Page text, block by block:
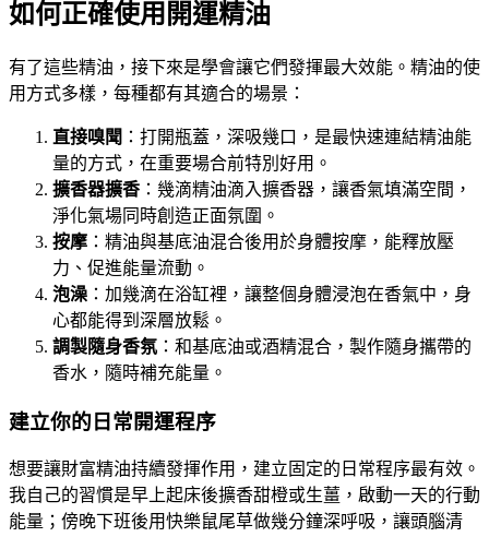
如何正確使用開運精油
有了這些精油，接下來是學會讓它們發揮最大效能。精油的使
用方式多樣，每種都有其適合的場景：
直接嗅聞 ：打開瓶蓋，深吸幾口，是最快速連結精油能
量的方式，在重要場合前特別好用。
擴香器擴香 ：幾滴精油滴入擴香器，讓香氣填滿空間，
淨化氣場同時創造正面氛圍。
按摩 ：精油與基底油混合後用於身體按摩，能釋放壓
力、促進能量流動。
泡澡 ：加幾滴在浴缸裡，讓整個身體浸泡在香氣中，身
心都能得到深層放鬆。
調製隨身香氛 ：和基底油或酒精混合，製作隨身攜帶的
香水，隨時補充能量。
建立你的日常開運程序
想要讓財富精油持續發揮作用，建立固定的日常程序最有效。
我自己的習慣是早上起床後擴香甜橙或生薑，啟動一天的行動
能量；傍晚下班後用快樂鼠尾草做幾分鐘深呼吸，讓頭腦清